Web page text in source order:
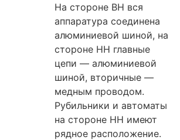
На стороне ВН вся
аппаратура соединена
алюминиевой шиной, на
стороне НН главные
цепи — алюминиевой
шиной, вторичные —
медным проводом.
Рубильники и автоматы
на стороне НН имеют
рядное расположение.